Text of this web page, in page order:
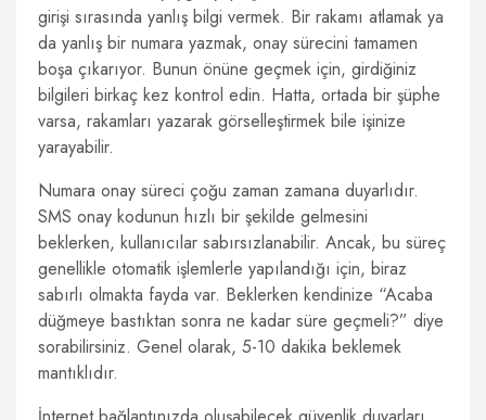
girişi sırasında yanlış bilgi vermek. Bir rakamı atlamak ya
da yanlış bir numara yazmak, onay sürecini tamamen
boşa çıkarıyor. Bunun önüne geçmek için, girdiğiniz
bilgileri birkaç kez kontrol edin. Hatta, ortada bir şüphe
varsa, rakamları yazarak görselleştirmek bile işinize
yarayabilir.
Numara onay süreci çoğu zaman zamana duyarlıdır.
SMS onay kodunun hızlı bir şekilde gelmesini
beklerken, kullanıcılar sabırsızlanabilir. Ancak, bu süreç
genellikle otomatik işlemlerle yapılandığı için, biraz
sabırlı olmakta fayda var. Beklerken kendinize “Acaba
düğmeye bastıktan sonra ne kadar süre geçmeli?” diye
sorabilirsiniz. Genel olarak, 5-10 dakika beklemek
mantıklıdır.